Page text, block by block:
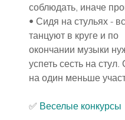
соблюдать, иначе
• Сидя на стульях -
танцуют в круге и по
окончании музыки
успеть сесть на стул.
на один меньше
✅ Веселые конкурсы